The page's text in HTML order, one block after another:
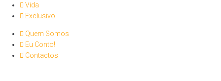
Vida
Exclusivo
Quem Somos
Eu Conto!
Contactos